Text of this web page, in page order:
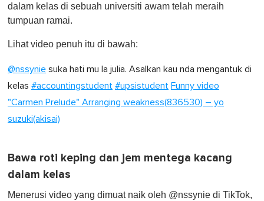
i
n
e
0
dalam kelas di sebuah universiti awam telah meraih
tumpuan ramai.
Lihat video penuh itu di bawah:
@nssynie suka hati mu la julia. Asalkan kau nda mengantuk di
kelas #accountingstudent #upsistudent Funny video
"Carmen Prelude" Arranging weakness(836530) – yo
suzuki(akisai)
Bawa roti keping dan jem mentega kacang
dalam kelas
Menerusi video yang dimuat naik oleh @nssynie di TikTok,